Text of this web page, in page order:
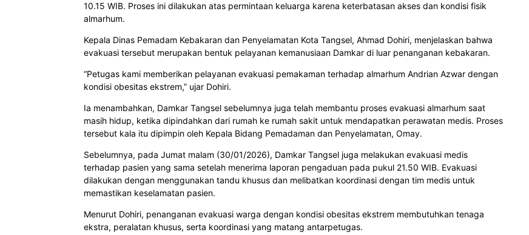
10.15 WIB. Proses ini dilakukan atas permintaan keluarga karena keterbatasan akses dan kondisi fisik
almarhum.
Kepala Dinas Pemadam Kebakaran dan Penyelamatan Kota Tangsel, Ahmad Dohiri, menjelaskan bahwa
evakuasi tersebut merupakan bentuk pelayanan kemanusiaan Damkar di luar penanganan kebakaran.
“Petugas kami memberikan pelayanan evakuasi pemakaman terhadap almarhum Andrian Azwar dengan
kondisi obesitas ekstrem,” ujar Dohiri.
Ia menambahkan, Damkar Tangsel sebelumnya juga telah membantu proses evakuasi almarhum saat
masih hidup, ketika dipindahkan dari rumah ke rumah sakit untuk mendapatkan perawatan medis. Proses
tersebut kala itu dipimpin oleh Kepala Bidang Pemadaman dan Penyelamatan, Omay.
Sebelumnya, pada Jumat malam (30/01/2026), Damkar Tangsel juga melakukan evakuasi medis
terhadap pasien yang sama setelah menerima laporan pengaduan pada pukul 21.50 WIB. Evakuasi
dilakukan dengan menggunakan tandu khusus dan melibatkan koordinasi dengan tim medis untuk
memastikan keselamatan pasien.
Menurut Dohiri, penanganan evakuasi warga dengan kondisi obesitas ekstrem membutuhkan tenaga
ekstra, peralatan khusus, serta koordinasi yang matang antarpetugas.